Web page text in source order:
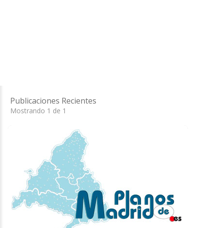
Publicaciones Recientes
Mostrando 1 de 1